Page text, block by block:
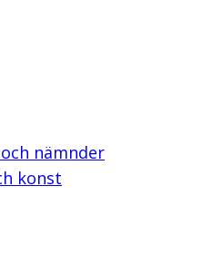
nämnder
konst